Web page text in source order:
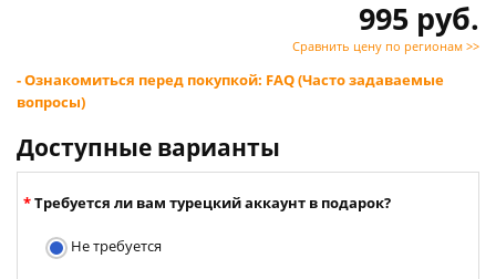
995 руб.
Сравнить цену по регионам >>
- Ознакомиться перед покупкой: FAQ (Часто задаваемые
вопросы)
Доступные варианты
Требуется ли вам турецкий аккаунт в подарок?
Не требуется